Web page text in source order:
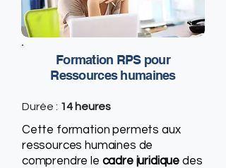
Formation RPS pour
Ressources humaines
Durée : 14 heures
Cette formation permets aux
ressources humaines de
comprendre le cadre juridique des